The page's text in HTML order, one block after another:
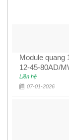
Module quang
12-45-80AD/
Liên hệ
07-01-2026